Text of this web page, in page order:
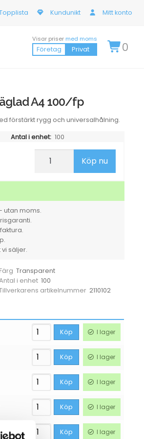
Kundunikt Mitt konto
Visar priser med moms
Företag Privat 0
A4 100/fp
förstärkt rygg och universalhålning.
Antal i enhet: 100
Plastficka
präglad
100/fp
mängd
Köp nu
utan moms.
säljer.
Färg Transparent
i enhet 100
artikelnummer 2110102
Köp I lager
Köp I lager
Köp I lager
Köp I lager
Köp I lager